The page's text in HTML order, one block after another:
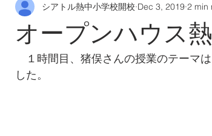
オープンハウス
シアトル熱中小学校開校 Dec 3, 2019 2 min
１時間目、猪俣さんの授業のテーマ
した。